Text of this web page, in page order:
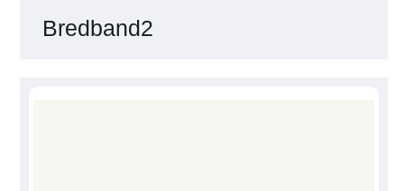
Bredband2